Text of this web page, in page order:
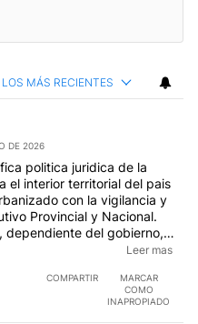
LOS MÁS RECIENTES
DE 2026
politica juridica de la
el interior territorial del pais
con la vigilancia y
Provincial y Nacional.
dependiente del gobierno,
responsable para la
ejecutivo provincial y
Leer mas
COMPARTIR
MARCAR
COMO
INAPROPIADO